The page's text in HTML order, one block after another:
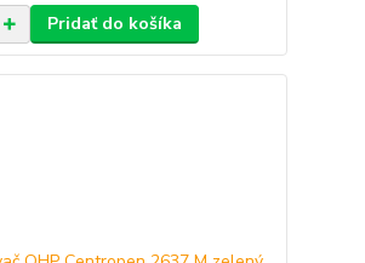
Pridať do košíka